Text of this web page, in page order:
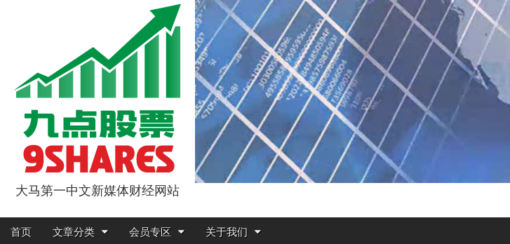
9点股票
大马第一中文新媒体财经网站
Main
Skip
首页 文章分类 会员专区 关于我们